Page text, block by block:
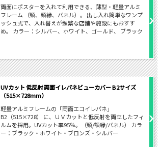
両面にポスターを入れて利用できる、薄型・軽量アルミ
フレーム （額、額縁、パネル）。 出し入れ簡単なワンプ
ッシュ式で、入れ替えが頻繁な店舗や施設にもおすす
め。 カラー：シルバー、ホワイト、ゴールド、 ブラック
UVカット 低反射 両面イレパネビューカバー B2サイズ
（515×728mm）
軽量アルミフレームの「両面エコイレパネ」
B2（515×728） に、ＵＶカットと低反射を両立したフィ
ルムを採用。UVカット率95％。（額/額縁/パネル） カラ
ー：ブラック・ホワイト・ブロンズ・シルバー